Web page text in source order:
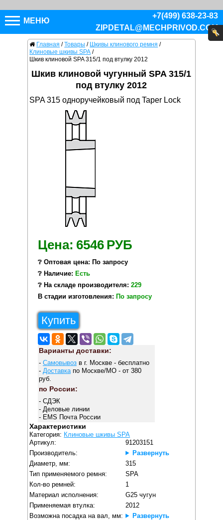
МЕНЮ
+7(499) 638-23-83
ZIPDETAL@MECHPRIVOD.COM
Главная / Товары / Шкивы клинового ремня /
Клиновые шкивы SPA /
Шкив клиновой SPA 315/1 под втулку 2012
Шкив клиновой чугунный SPA 315/1
под втулку 2012
SPA 315 одноручейковый под Taper Lock
Цена: 6546 РУБ
❔ Оптовая цена: По запросу
❔ Наличие: Есть
❔ На складе производителя: 229
В стадии изготовления: По запросу
Купить
Варианты доставки:
- Самовывозв г. Москве - бесплатно
- Доставкапо Москве/МО - от 380
руб.
по России:
- СДЭК
- Деловые линии
- EMS Почта России
Характеристики
Категория: Клиновые шкивы SPA
Артикул:
91203151
Производитель:
Развернуть
Диаметр, мм:
315
Тип применяемого ремня:
SPA
Кол-во ремней:
1
Материал исполнения:
G25 чугун
Применяемая втулка:
2012
Возможна посадка на вал, мм:
Развернуть